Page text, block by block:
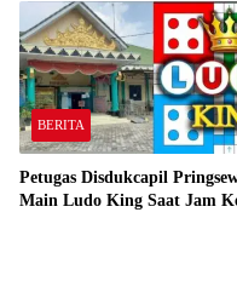
BERITA
Petugas Disdukcapil
Main Ludo King Saat Jam